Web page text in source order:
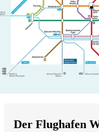
Der Flughafen